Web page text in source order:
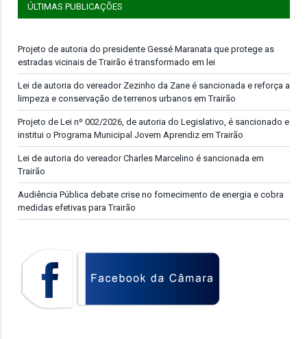
ÚLTIMAS PUBLICAÇÕES
Projeto de autoria do presidente Gessé Maranata que protege as
estradas vicinais de Trairão é transformado em lei
Lei de autoria do vereador Zezinho da Zane é sancionada e reforça a
limpeza e conservação de terrenos urbanos em Trairão
Projeto de Lei nº 002/2026, de autoria do Legislativo, é sancionado e
institui o Programa Municipal Jovem Aprendiz em Trairão
Lei de autoria do vereador Charles Marcelino é sancionada em
Trairão
Audiência Pública debate crise no fornecimento de energia e cobra
medidas efetivas para Trairão